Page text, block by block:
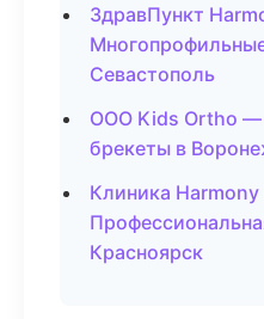
ЗдравПункт
Севастополь
ООО Kids Ortho —
брекеты в
Клиника
Красноярск